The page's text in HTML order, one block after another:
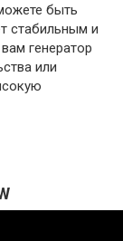
быть
стабильным и
генератор
или